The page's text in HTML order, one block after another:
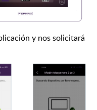
y nos solicitará